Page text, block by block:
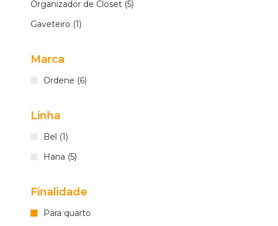
Organizador de Closet (5)
Gaveteiro (1)
Marca
Ordene (6)
Linha
Bel (1)
Hana (5)
Finalidade
Para quarto